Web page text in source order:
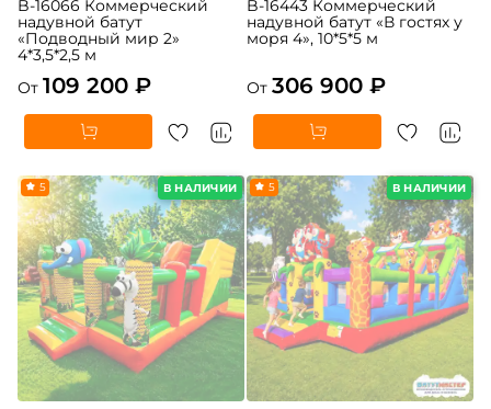
B-16066 Коммерческий
надувной батут
«Подводный мир 2»
4*3,5*2,5 м
От 109 200 ₽
B-16443 Коммерческий
надувной батут «В гостях у
моря 4», 10*5*5 м
От 306 900 ₽
В НАЛИЧИИ
5 В НАЛИЧИИ
5